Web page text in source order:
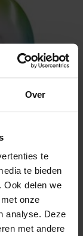
Over
te
te bieden
Ook delen we
onze
analyse. Deze
met andere
een
is de
zwembad
lamp